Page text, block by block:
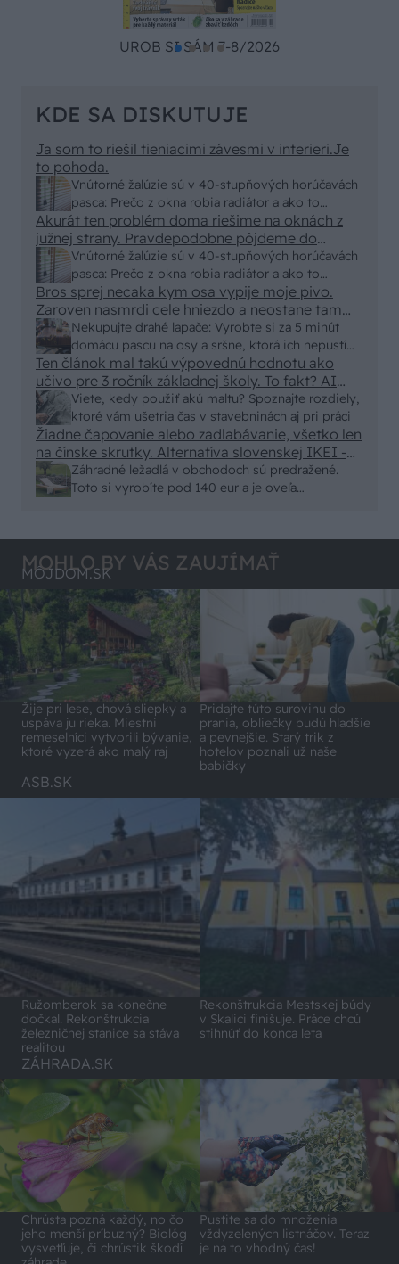
UROB SI SÁM 7-8/2026
KDE SA DISKUTUJE
Vnútorné žalúzie sú v 40-stupňových horúčavách
pasca: Prečo z okna robia radiátor a ako to
vyriešiť za pár eur?
Ja som to riešil tieniacimi závesmi v interieri.Je
to pohoda.
Vnútorné žalúzie sú v 40-stupňových horúčavách
pasca: Prečo z okna robia radiátor a ako to
vyriešiť za pár eur?
Akurát ten problém doma riešime na oknách z
južnej strany. Pravdepodobne pôjdeme do
vonkajšieho tienenia na spôsob markízy
250x150cm. Čínsky predajcovia idú okolo 100
eur kus.
Nekupujte drahé lapače: Vyrobte si za 5 minút
domácu pascu na osy a sršne, ktorá ich nepustí
von
Bros sprej necaka kym osa vypije moje pivo.
Zaroven nasmrdi cele hniezdo a neostane tam
nic zive. Vasa pasca naucinke moc efektivne.
Skor pritiahne slimaky
Viete, kedy použiť akú maltu? Spoznajte rozdiely,
ktoré vám ušetria čas v stavebninách aj pri práci
Ten článok mal takú výpovednú hodnotu ako
učivo pre 3 ročník základnej školy. To fakt? AI
alebo nejaka kniha z VŠ? Dnešné rychlotvrdnuce
malty - pevnosť 40 Mpa a doba schnutia tak 15
minut , k tomu vodotesné s kryštálikou. A rozdiel
- schnutie a zretie. Nič?
Záhradné ležadlá v obchodoch sú predražené.
Toto si vyrobíte pod 140 eur a je oveľa
Žiadne čapovanie alebo zadlabávanie, všetko len
na čínske skrutky. Alternatíva slovenskej IKEI -
čo sa týka pevnosti. Autor si nedal veľa námahy s
remeselným spracovaním, škoda. No lepšie než
MOHLO BY VÁS ZAUJÍMAŤ
MÔJDOM.SK
Žije pri lese, chová sliepky a
uspáva ju rieka. Miestni
remeselníci vytvorili bývanie,
ktoré vyzerá ako malý raj
Pridajte túto surovinu do
prania, obliečky budú hladšie
a pevnejšie. Starý trik z
hotelov poznali už naše
babičky
ASB.SK
Ružomberok sa konečne
dočkal. Rekonštrukcia
železničnej stanice sa stáva
realitou
Rekonštrukcia Mestskej búdy
v Skalici finišuje. Práce chcú
stihnúť do konca leta
ZÁHRADA.SK
Chrústa pozná každý, no čo
jeho menší príbuzný? Biológ
vysvetľuje, či chrústik škodí
Pustite sa do množenia
vždyzelených listnáčov. Teraz
je na to vhodný čas!